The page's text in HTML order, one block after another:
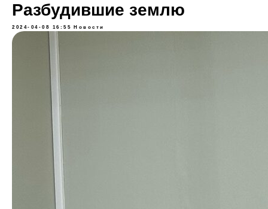
Разбудившие землю
2024-04-08 16:55 Новости